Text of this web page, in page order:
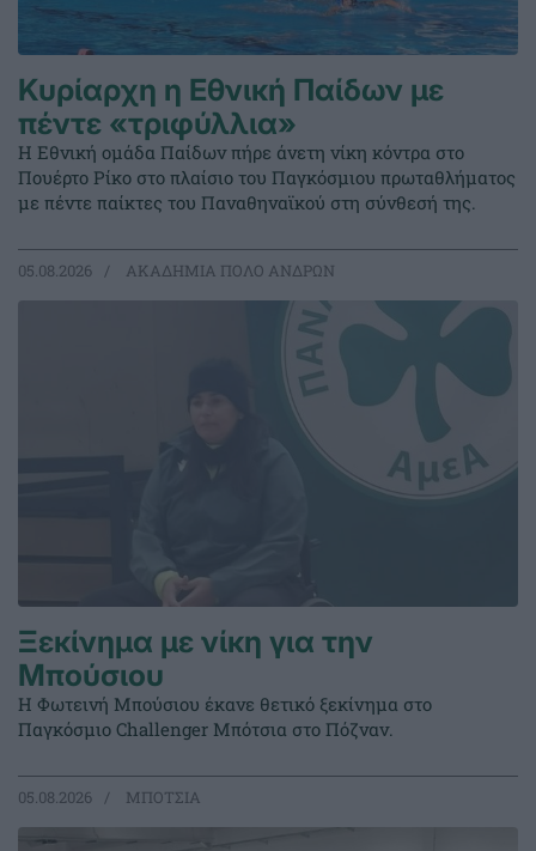
Κυρίαρχη η Εθνική Παίδων με
πέντε «τριφύλλια»
Η Εθνική ομάδα Παίδων πήρε άνετη νίκη κόντρα στο
Πουέρτο Ρίκο στο πλαίσιο του Παγκόσμιου πρωταθλήματος
με πέντε παίκτες του Παναθηναϊκού στη σύνθεσή της.
05.08.2026 ΑΚΑΔΗΜΙΑ ΠΟΛΟ ΑΝΔΡΩΝ
Ξεκίνημα με νίκη για την
Μπούσιου
Η Φωτεινή Μπούσιου έκανε θετικό ξεκίνημα στο
Παγκόσμιο Challenger Μπότσια στο Πόζναν.
05.08.2026 ΜΠΟΤΣΙΑ